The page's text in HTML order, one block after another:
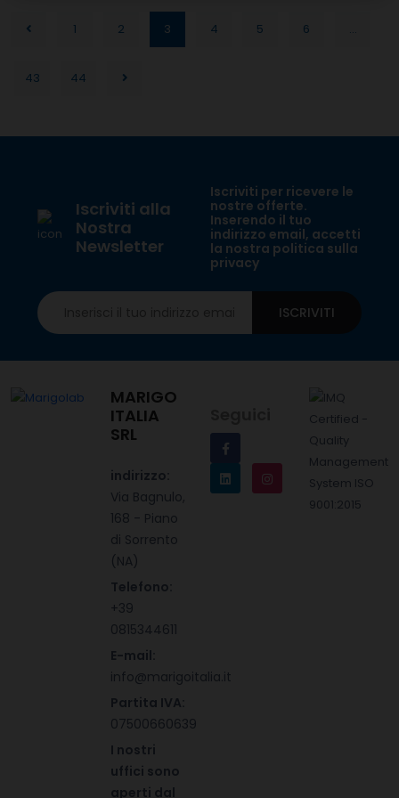
1 2 3 4 5 6 ...
43 44
Iscriviti alla
Nostra
Newsletter
Iscriviti per ricevere le
nostre offerte.
Inserendo il tuo
indirizzo email, accetti
la nostra politica sulla
privacy
ISCRIVITI
MARIGO
ITALIA
SRL
indirizzo:
Via Bagnulo,
168 - Piano
di Sorrento
(NA)
Telefono:
+39
0815344611
E-mail:
info@marigoitalia.it
Partita IVA:
07500660639
I nostri
uffici sono
aperti dal